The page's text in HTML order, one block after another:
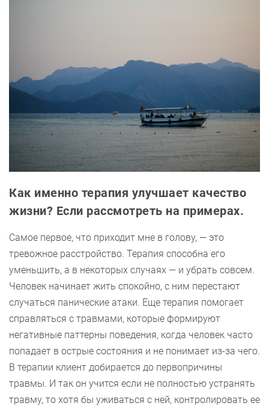
Как именно терапия улучшает качество
жизни? Если рассмотреть на примерах.
Самое первое, что приходит мне в голову, — это
тревожное расстройство. Терапия способна его
уменьшить, а в некоторых случаях — и убрать совсем.
Человек начинает жить спокойно, с ним перестают
случаться панические атаки. Еще терапия помогает
справляться с травмами, которые формируют
негативные паттерны поведения, когда человек часто
попадает в острые состояния и не понимает из-за чего.
В терапии клиент добирается до первопричины
травмы. И так он учится если не полностью устранять
травму, то хотя бы уживаться с ней, контролировать ее